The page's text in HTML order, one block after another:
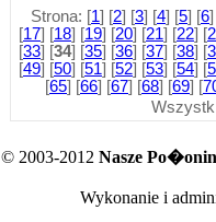
Strona: [1] [2] [3] [4] [5] [6
[17] [18] [19] [20] [21] [22] [
[33] [34] [35] [36] [37] [38] [
[49] [50] [51] [52] [53] [54] [
[65] [66] [67] [68] [69] [
© 2003-2012 Nasze
Wykonanie i